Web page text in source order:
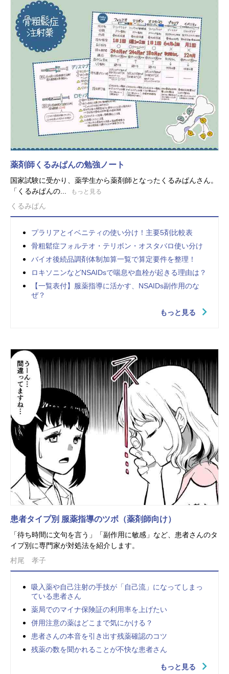
薬剤師くるみぱんの勉強ノート
国家試験に受かり、薬学生から薬剤師となったくるみぱんさん。
「くるみぱんの...
もっと見る
くるみぱん
プラリアとイベニティの使い分け！主要5剤比較表
骨粗鬆症フォルテオ・テリボン・オスタバロ使い分け
バイオ後続品調剤体制加算一覧で算定要件を整理！
ロキソニンなどNSAIDsで喘息や血栓が起きる理由は？
【一覧表付】服薬指導に活かす、NSAIDs副作用のな
ぜ？
もっと見る
患者タイプ別 服薬指導のツボ（薬剤師向け）
「待ち時間に文句を言う」「副作用に敏感」など、患者さんのタ
イプ別に専門家が対処法を紹介します。
村尾 孝子
吸入薬や自己注射の手技が「自己流」になってしまっ
ている患者さん
薬局でのマイナ保険証の利用率を上げたい
併用注意の薬はどこまで気にかける？
患者さんの本音を引き出す残薬確認のコツ
残薬の数を聞かれることが不快な患者さん
もっと見る